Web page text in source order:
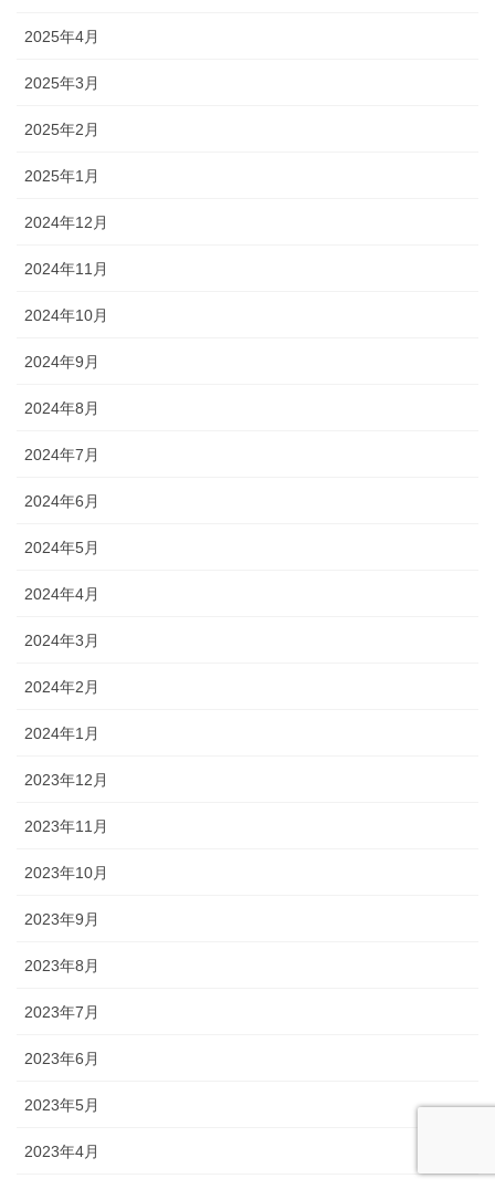
2025年4月
2025年3月
2025年2月
2025年1月
2024年12月
2024年11月
2024年10月
2024年9月
2024年8月
2024年7月
2024年6月
2024年5月
2024年4月
2024年3月
2024年2月
2024年1月
2023年12月
2023年11月
2023年10月
2023年9月
2023年8月
2023年7月
2023年6月
2023年5月
2023年4月